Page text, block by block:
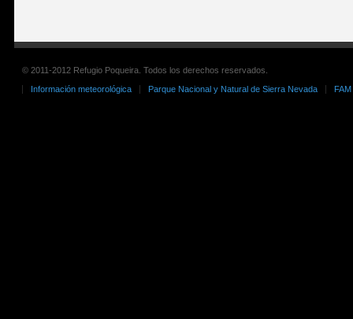
© 2011-2012 Refugio Poqueira. Todos los derechos reservados.
Información meteorológica
Parque Nacional y Natural de Sierra Nevada FAM